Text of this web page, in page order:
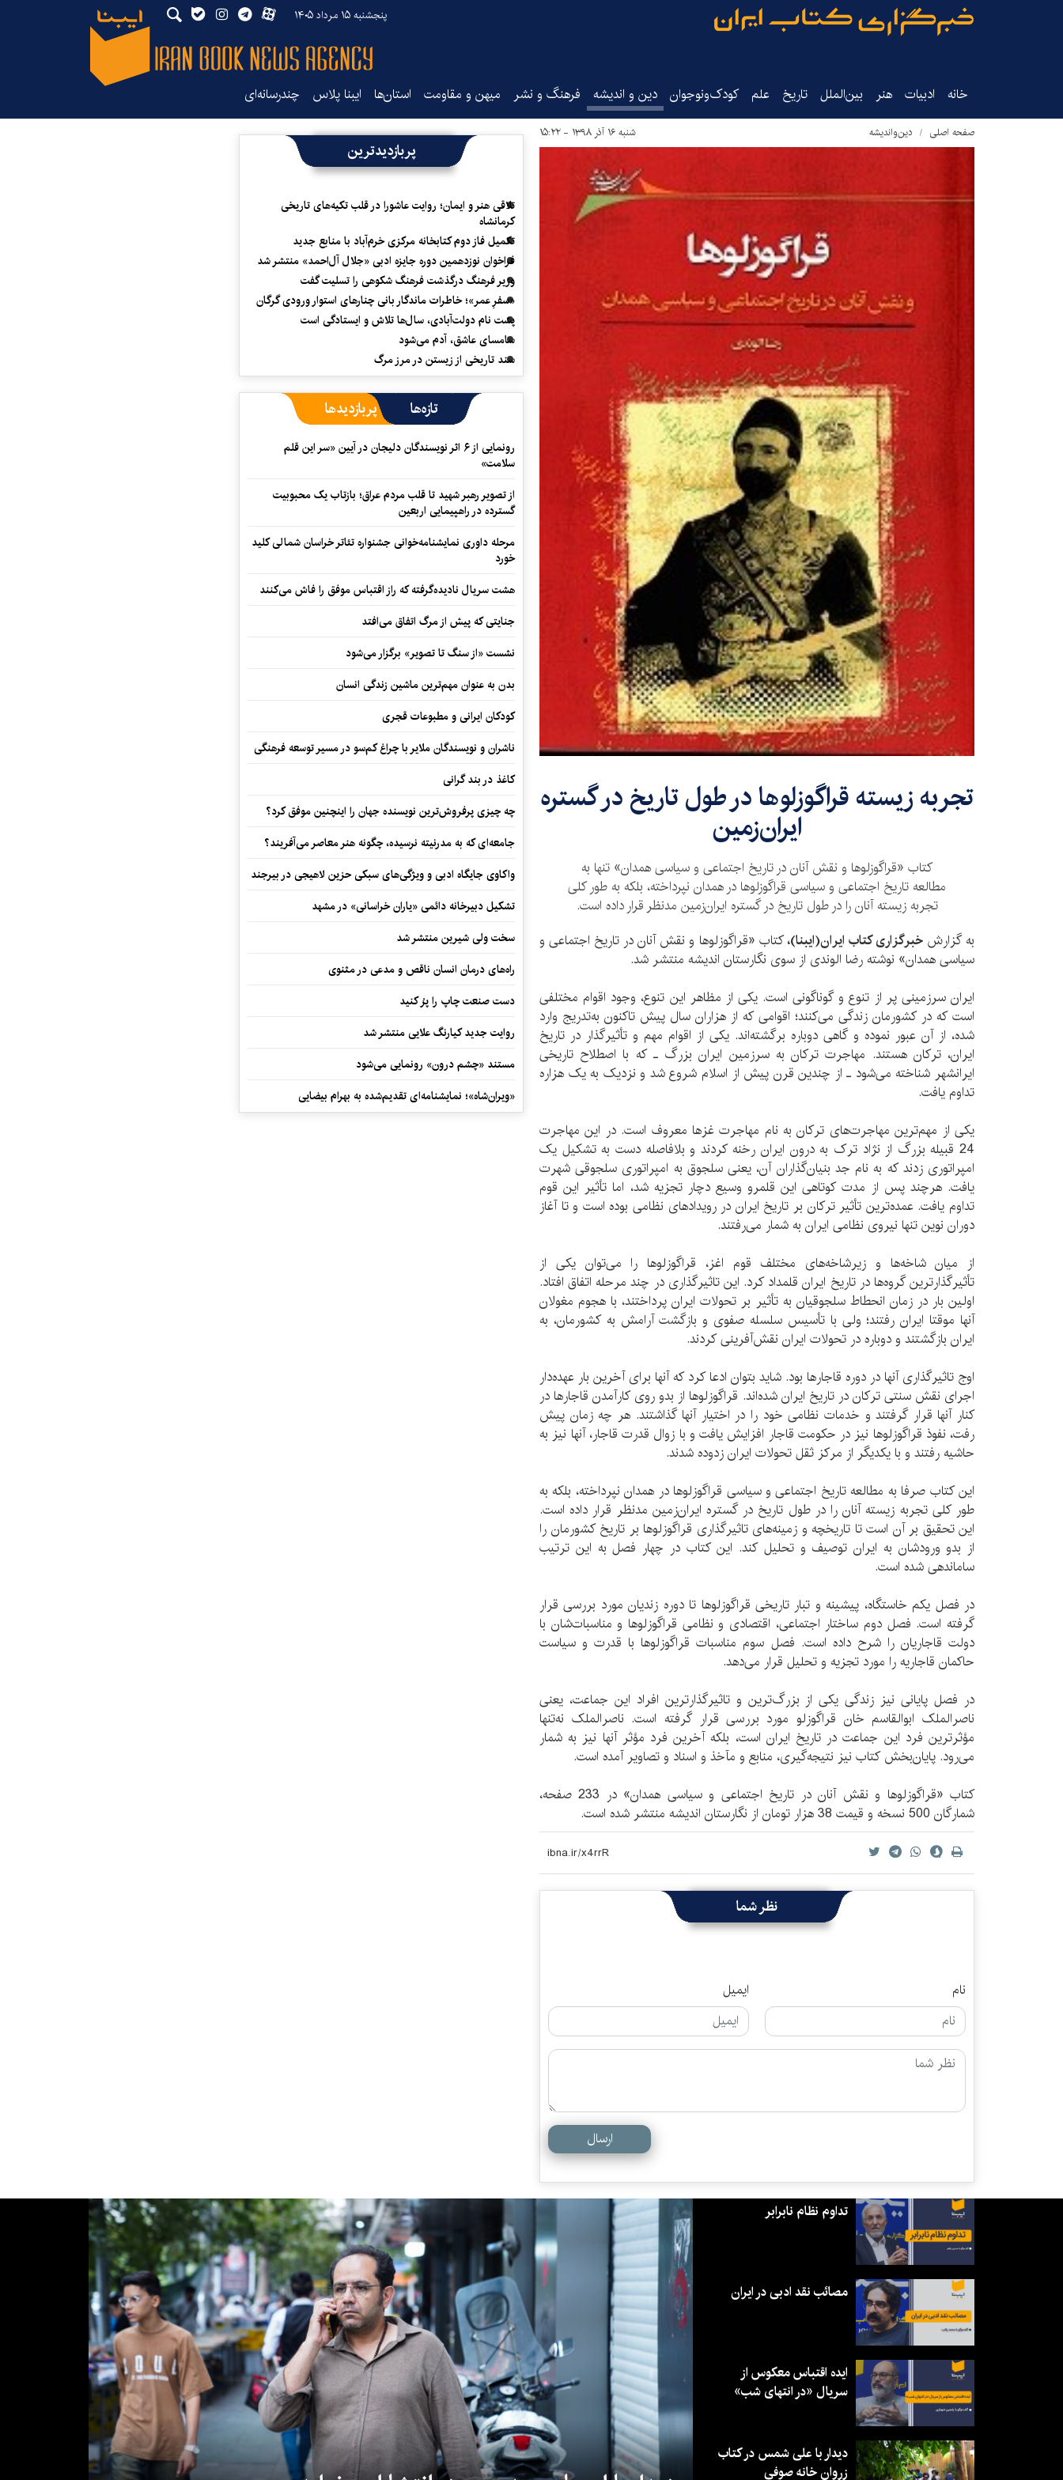
پنجشنبه ۱۵ مرداد ۱۴۰۵
خانه ادبیات هنر بین‌الملل تاریخ‌ علم کودک‌ونوجوان دین و اندیشه فرهنگ و نشر میهن و مقاومت استان‌ها ایبنا پلاس چندرسانه‌ای
صفحه اصلی دین‌واندیشه شنبه ۱۶ آذر ۱۳۹۸ - ۱۵:۲۲
​تجربه زیسته قراگوزلوها در طول تاریخ در گستره
ایران‌زمین
کتاب «قراگوزلوها و نقش آنان در تاریخ اجتماعی و سیاسی همدان» تنها به
مطالعه تاریخ اجتماعی و سیاسی قراگوزلوها در همدان نپرداخته، بلکه به طور کلی
تجربه زیسته آنان را در طول تاریخ در گستره ایران‌زمین مدنظر قرار داده است.
به گزارشخبرگزاری کتاب ایران(ایبنا)،کتاب «قراگوزلوها و نقش آنان در تاریخ اجتماعی و
سیاسی همدان» نوشته رضا الوندی از سوی نگارستان اندیشه منتشر شد.
ایران سرزمینی پر از تنوع و گوناگونی است. یکی از مظاهر این تنوع، وجود اقوام مختلفی
است که در کشورمان زندگی می‌کنند؛ اقوامی که از هزاران سال پیش تاکنون به‌تدریج وارد
شده، از آن عبور نموده و گاهی دوباره برگشته‌اند. یکی از اقوام مهم و تأثیرگذار در تاریخ
ایران، ترکان هستند. مهاجرت ترکان به سرزمین ایران بزرگ ـ که با اصطلاح تاریخی
ایرانشهر شناخته می‌شود ـ از چندین قرن پیش از اسلام شروع شد و نزدیک به یک هزاره
تداوم یافت.
یکی از مهم‌ترین مهاجرت‌های ترکان به نام مهاجرت غزها معروف است. در این مهاجرت
24 قبیله بزرگ از نژاد ترک به درون ایران رخنه کردند و بلافاصله دست به تشکیل یک
امپراتوری زدند که به نام جد بنیان‌گذاران آن، یعنی سلجوق به امپراتوری سلجوقی شهرت
یافت. هرچند پس از مدت کوتاهی این قلمرو وسیع دچار تجزیه شد، اما تأثیر این قوم
تداوم یافت. عمده‌ترین تأثیر ترکان بر تاریخ ایران در رویدادهای نظامی بوده است و تا آغاز
دوران نوین تنها نیروی نظامی ایران به شمار می‌رفتند.
از میان شاخه‌ها و زیرشاخه‌های مختلف قوم اغز، قراگوزلوها را می‌توان یکی از
تأثیرگذارترین گروه‌ها در تاریخ ایران قلمداد کرد. این تاثیرگذاری در چند مرحله اتفاق افتاد.
اولین بار در زمان انحطاط سلجوقیان به تأثیر بر تحولات ایران پرداختند، با هجوم مغولان
آنها موقتا ایران رفتند؛ ولی با تأسیس سلسله صفوی و بازگشت آرامش به کشورمان، به
ایران بازگشتند و دوباره در تحولات ایران نقش‌آفرینی کردند.
اوج تاثیرگذاری آنها در دوره قاجارها بود. شاید بتوان ادعا کرد که آنها برای آخرین بار عهده‌دار
اجرای نقش سنتی ترکان در تاریخ ایران شده‌اند. قراگوزلوها از بدو روی کارآمدن قاجارها در
کنار آنها قرار گرفتند و خدمات نظامی خود را در اختیار آنها گذاشتند. هر چه زمان پیش
رفت، نفوذ قراگوزلوها نیز در حکومت قاجار افزایش یافت و با زوال قدرت قاجار، آنها نیز به
حاشیه رفتند و با یکدیگر از مرکز ثقل تحولات ایران زدوده شدند.
این کتاب صرفا به مطالعه تاریخ اجتماعی و سیاسی قراگوزلوها در همدان نپرداخته، بلکه به
طور کلی تجربه زیسته آنان را در طول تاریخ در گستره ایران‌زمین مدنظر قرار داده است.
این تحقیق بر آن است تا تاریخچه و زمینه‌های تاثیرگذاری قراگوزلوها بر تاریخ کشورمان را
از بدو ورودشان به ایران توصیف و تحلیل کند. این کتاب در چهار فصل به این ترتیب
ساماندهی شده است.
در فصل یکم خاستگاه، پیشینه و تبار تاریخی قراگوزلوها تا دوره زندیان مورد بررسی قرار
گرفته است. فصل دوم ساختار اجتماعی، اقتصادی و نظامی قراگوزلوها و مناسبات‌شان با
دولت قاجاریان را شرح داده است. فصل سوم مناسبات قراگوزلوها با قدرت و سیاست
حاکمان قاجاریه را مورد تجزیه و تحلیل قرار می‌دهد.
در فصل پایانی نیز زندگی یکی از بزرگ‌ترین و تاثیرگذارترین افراد این جماعت، یعنی
ناصرالملک ابوالقاسم خان قراگوزلو مورد بررسی قرار گرفته است. ناصرالملک نه‌تنها
مؤثرترین فرد این جماعت در تاریخ ایران است، بلکه آخرین فرد مؤثر آنها نیز به شمار
می‌رود. پایان‌بخش کتاب نیز نتیجه‌گیری، منابع و مآخذ و اسناد و تصاویر آمده است.
کتاب «قراگوزلوها و نقش آنان در تاریخ اجتماعی و سیاسی همدان» در 233 صفحه،
شمارگان 500 نسخه و قیمت 38 هزار تومان از نگارستان اندیشه منتشر شده است.
نظر شما
نام ایمیل
ارسال
پربازدیدترین
تلاقی هنر و ایمان؛ روایت عاشورا در قلب تکیه‌های تاریخی
کرمانشاه
تکمیل فاز دوم کتابخانه مرکزی خرم‌آباد با منابع جدید
فراخوان نوزدهمین دوره جایزه ادبی «جلال آل‌احمد» منتشر شد
وزیر فرهنگ درگذشت فرهنگ شکوهی را تسلیت گفت
«سفرِ عمر»؛ خاطرات ماندگار بانی چنارهای استوار ورودی گرگان
پشت نام دولت‌آبادی، سال‌ها تلاش و ایستادگی است
سامسای عاشق، آدم می‌شود
سند تاریخی از زیستن در مرز مرگ
تازه‌ها پربازدیدها
رونمایی از ۶ اثر نویسندگان دلیجان در آیین «سر این قلم
سلامت»
از تصویر رهبر شهید تا قلب مردم عراق؛ بازتاب یک محبوبیت
گسترده در راهپیمایی اربعین
مرحله داوری نمایشنامه‌خوانی جشنواره تئاتر خراسان شمالی کلید
خورد
هشت سریال نادیده‌گرفته که راز اقتباس موفق را فاش می‌کنند
جنایتی که پیش از مرگ اتفاق می‌افتد
نشست «از سنگ تا تصویر» برگزار می‌شود
بدن به عنوان مهم‌ترین ماشین زندگی انسان
کودکان ایرانی و مطبوعات قجری
ناشران و نویسندگان ملایر با چراغ کم‌سو در مسیر توسعه فرهنگی
کاغذ در بند گرانی
چه چیزی پرفروش‌ترین نویسنده جهان را اینچنین موفق کرد؟
جامعه‌ای که به مدرنیته نرسیده، چگونه هنر معاصر می‌آفریند؟
واکاوی جایگاه ادبی و ویژگی‌های سبکی حزین لاهیجی در بیرجند
تشکیل دبیرخانه دائمی «یاران خراسانی» در مشهد
سخت ولی شیرین منتشر شد
راه‌های درمان انسان ناقص و مدعی در مثنوی
دست صنعت چاپ را پرُ کنید
روایت جدید کیارنگ علایی منتشر شد
مستند «چشم درون» رونمایی می‌شود
«ویران‌شاه»؛ نمایشنامه‌ای تقدیم‌شده به بهرام بیضایی
تداوم نظام نابرابر
مصائب نقد ادبی در ایران
ایده اقتباس معکوس از
سریال «در انتهای شب»
دیدار با علی شمس در کتاب
زروان خانه صوفی